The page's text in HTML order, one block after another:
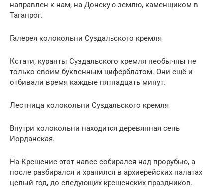
направлен к нам, на Донскую землю, каменщиком в
Таганрог.
Галерея колокольни Суздальского кремля
Кстати, куранты Суздальского кремля необычны не
только своим буквенным циферблатом. Они ещё и
отбивали время каждые пятнадцать минут.
Лестница колокольни Суздальского кремля
Внутри колокольни находится деревянная сень
Иорданская.
На Крещение этот навес собирался над прорубью, а
после разбирался и хранился в архиерейских палатах
целый год, до следующих крещенских праздников.